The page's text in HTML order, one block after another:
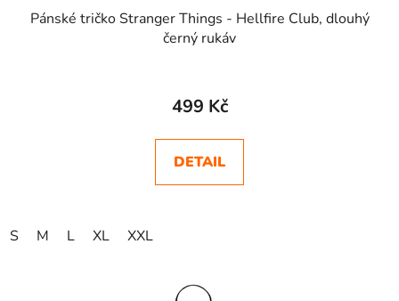
Pánské tričko Stranger Things - Hellfire Club, dlouhý
černý rukáv
hodnocení
je
5,0
499 Kč
DETAIL
S M L XL XXL